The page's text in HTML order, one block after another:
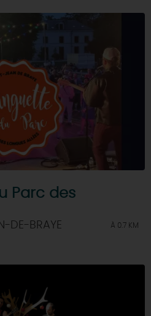
Parc des
DE-BRAYE À 0.7 KM